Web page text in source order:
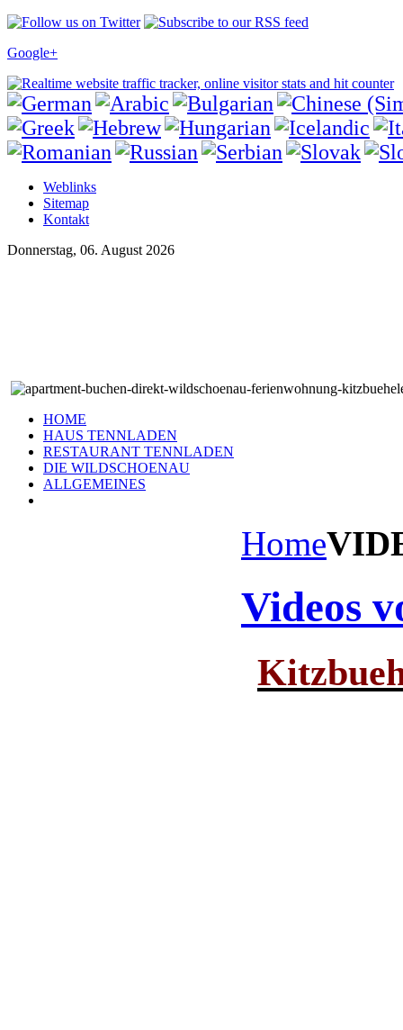
Google+
Weblinks
Sitemap
Kontakt
Donnerstag, 06. August 2026
HOME
HAUS TENNLADEN
RESTAURANT TENNLADEN
DIE WILDSCHOENAU
ALLGEMEINES
Home
Videos